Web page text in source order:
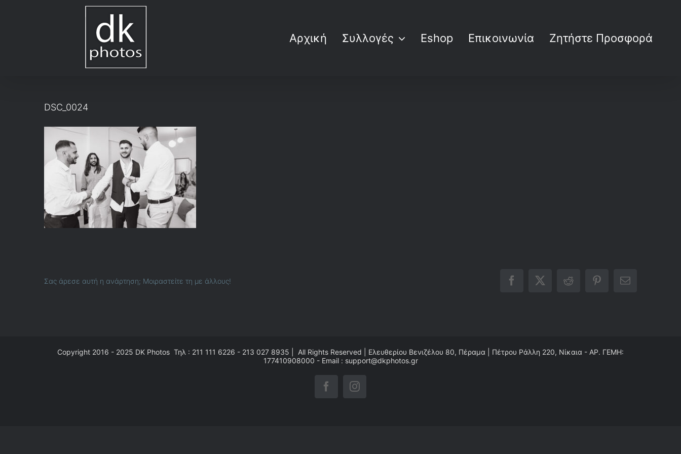
Αρχική Συλλογές Eshop Επικοινωνία Ζητήστε Προσφορά
DSC_0024
Σας άρεσε αυτή η ανάρτηση; Μοιραστείτε τη με άλλους! Facebook
X RedditPinterestEmail
Copyright 2016 - 2025 DK Photos Τηλ : 211 111 6226 - 213 027 8935 | All Rights Reserved | Ελευθερίου Βενιζέλου 80, Πέραμα | Πέτρου Ράλλη 220, Νίκαια - ΑΡ. ΓΕΜΗ:
177410908000 - Email : support@dkphotos.gr
FacebookInstagram